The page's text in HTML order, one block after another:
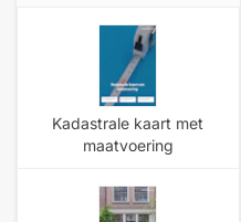
Kadastrale kaart met
maatvoering